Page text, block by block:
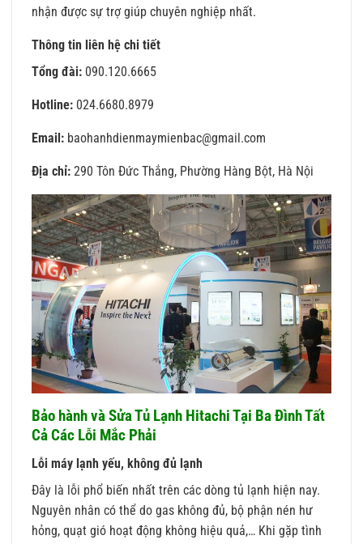
nhận được sự trợ giúp chuyên nghiệp nhất.
Thông tin liên hệ chi tiết
Tổng đài: 090.120.6665
Hotline: 024.6680.8979
Email: baohanhdienmaymienbac@gmail.com
Địa chỉ: 290 Tôn Đức Thắng, Phường Hàng Bột, Hà Nội
Bảo hành và Sửa Tủ Lạnh Hitachi Tại Ba Đình Tất
Cả Các Lỗi Mắc Phải
Lỗi máy lạnh yếu, không đủ lạnh
Đây là lỗi phổ biến nhất trên các dòng tủ lạnh hiện nay.
Nguyên nhân có thể do gas không đủ, bộ phận nén hư
hỏng, quạt gió hoạt động không hiệu quả,… Khi gặp tình